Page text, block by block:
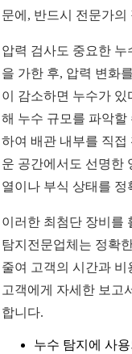
문에, 반드시 전문가의
압력 검사도 중요한 누
을 가한 후, 압력 변화
이 감소하면 누수가
해 누수 규모를 파악할
하여 배관 내부를 직접
운 공간에서도 선명한
열이나 부식 상태를
이러한 최첨단 장비를
탐지전문업체는 정확
줄여 고객의 시간과
고객에게 자세한 보고
합니다.
누수 탐지에 사용